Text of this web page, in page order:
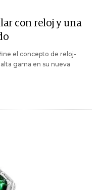
con reloj y una
el concepto de reloj-
gama en su nueva